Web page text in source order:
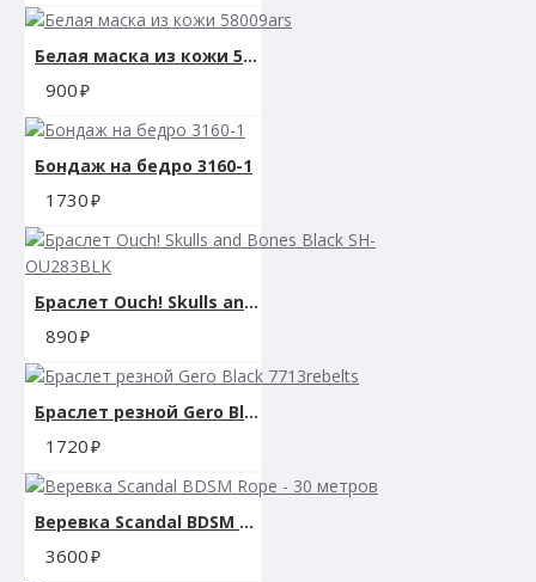
Белая маска из кожи 58009ars
900
Бондаж на бедро 3160-1
1730
Браслет Ouch! Skulls and Bones Black SH-OU283BLK
890
Браслет резной Gero Black 7713rebelts
1720
Веревка Scandal BDSM Rope - 30 метров
3600